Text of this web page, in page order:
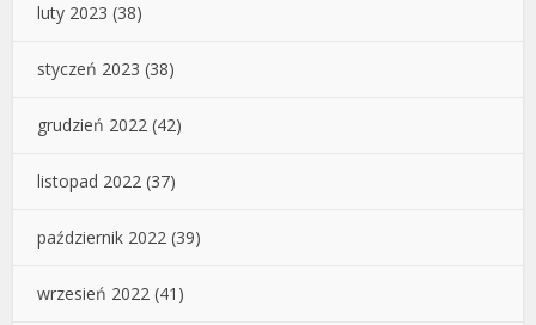
luty 2023 (38)
styczeń 2023 (38)
grudzień 2022 (42)
listopad 2022 (37)
październik 2022 (39)
wrzesień 2022 (41)